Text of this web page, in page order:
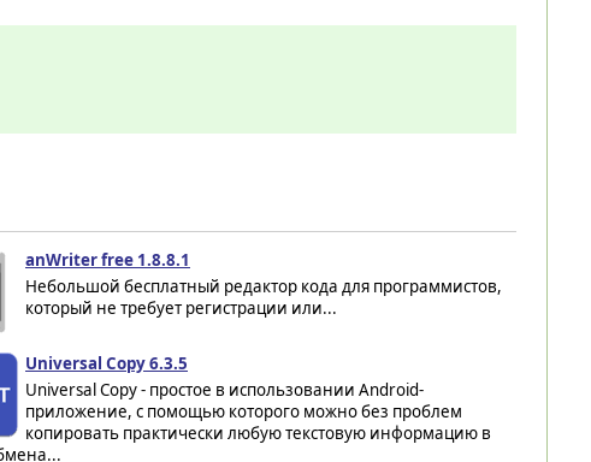
anWriter free 1.8.8.1
Небольшой бесплатный редактор кода для программистов,
который не требует регистрации или...
Universal Copy 6.3.5
Universal Copy - простое в использовании Android-
приложение, с помощью которого можно без проблем
копировать практически любую текстовую информацию в